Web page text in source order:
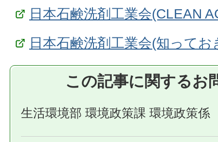
日本石鹸洗剤工業会(CLEAN
日本石鹸洗剤工業会(知って
この記事に関するお
生活環境部 環境政策課 環境政策係